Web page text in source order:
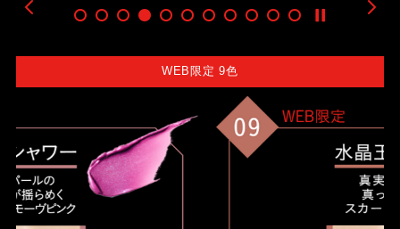
WEB限定 9色